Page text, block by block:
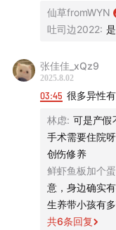
带来怎样的焦虑。
· 没有遵从社会时
·责任心过剩带来的
·用发光的滤镜看别
·人活着活着，就
·我不能容许时间被
仙草fromWYN
吐司边2022:
张佳佳_xQz9
2025.8.02
03:45 很多异性
林虑: 可是产假
手术需要住院
创伤修养
鲜虾鱼板加个蛋
意，身边确实
生养带小孩有
共6条回复